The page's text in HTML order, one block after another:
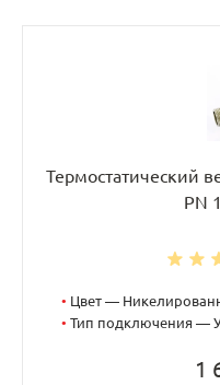
Термостатический
PN
• Цвет —
• Тип подключения —
1